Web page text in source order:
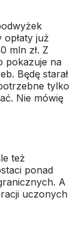
już
mln zł. Z
pokazuje na
Będę starał
tylko
Nie mówię
też
ponad
A
uczonych